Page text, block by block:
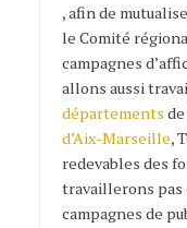
, afin de
le Comité
campagnes
allons aussi
départements
d’Aix-Marseille,
redevables des
travaillerons pas
campagnes de